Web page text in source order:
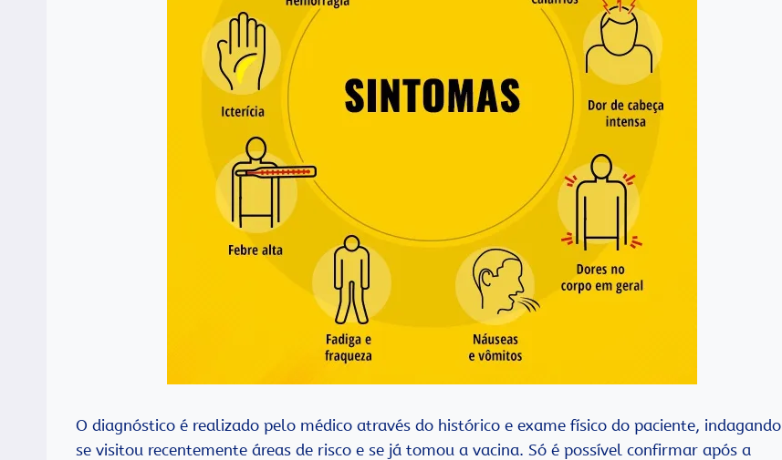
O diagnóstico é realizado pelo médico através do histórico e exame físico do paciente, indagando
se visitou recentemente áreas de risco e se já tomou a vacina. Só é possível confirmar após a